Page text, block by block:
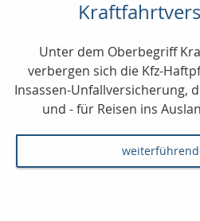
Unter dem Oberbegriff
verbergen sich die Kfz-
Insassen-Unfallversicherung,
und - für Reisen ins